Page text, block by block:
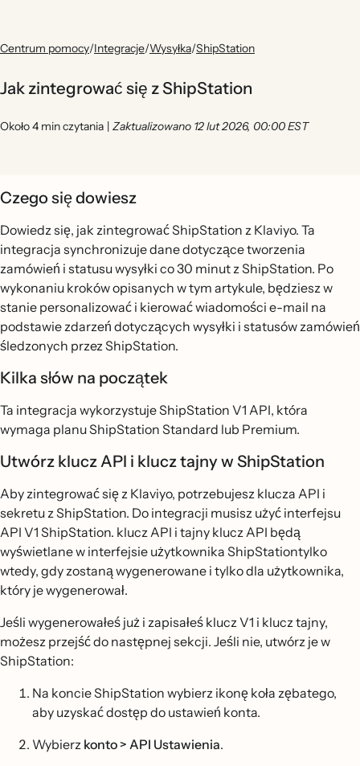
Centrum pomocy/Integracje/Wysyłka/ShipStation
Jak zintegrować się z ShipStation
Około 4 min czytania | Zaktualizowano 12 lut 2026, 00:00 EST
Czego się dowiesz
Dowiedz się, jak zintegrować ShipStation z Klaviyo. Ta
integracja synchronizuje dane dotyczące tworzenia
zamówień i statusu wysyłki co 30 minut z ShipStation. Po
wykonaniu kroków opisanych w tym artykule, będziesz w
stanie personalizować i kierować wiadomości e-mail na
podstawie zdarzeń dotyczących wysyłki i statusów zamówień
śledzonych przez ShipStation.
Kilka słów na początek
Ta integracja wykorzystuje ShipStation V1 API, która
wymaga planu ShipStation Standard lub Premium.
Utwórz klucz API i klucz tajny w ShipStation
Aby zintegrować się z Klaviyo, potrzebujesz klucza API i
sekretu z ShipStation. Do integracji musisz użyć interfejsu
API V1 ShipStation. klucz API i tajny klucz API będą
wyświetlane w interfejsie użytkownika ShipStationtylko
wtedy, gdy zostaną wygenerowane i tylko dla użytkownika,
który je wygenerował.
Jeśli wygenerowałeś już i zapisałeś klucz V1 i klucz tajny,
możesz przejść do następnej sekcji. Jeśli nie, utwórz je w
ShipStation:
Na koncie ShipStation wybierz ikonę koła zębatego,
aby uzyskać dostęp do ustawień konta.
Wybierz konto > API Ustawienia.